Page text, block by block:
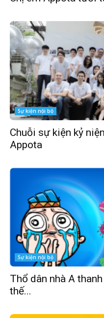
Sự kiện nội bộ
Chuỗi sự kiện kỷ
Appota
Sự kiện nội bộ
Thổ dân nhà A
thế...